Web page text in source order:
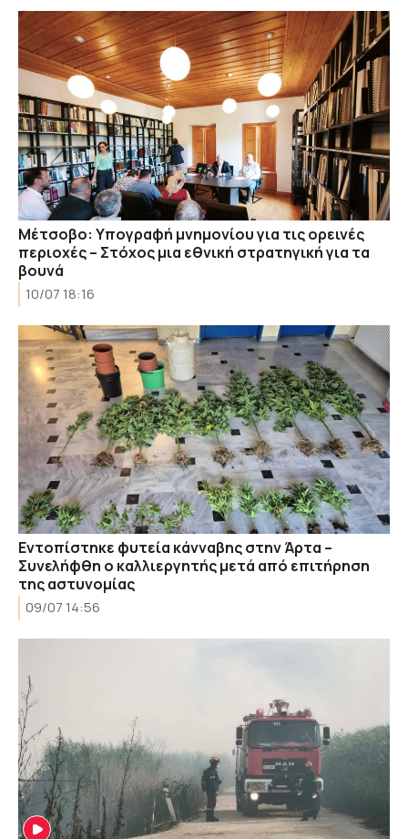
Μέτσοβο: Υπογραφή μνημονίου για τις ορεινές
περιοχές – Στόχος μια εθνική στρατηγική για τα
βουνά
10/07 18:16
Εντοπίστηκε φυτεία κάνναβης στην Άρτα –
Συνελήφθη ο καλλιεργητής μετά από επιτήρηση
της αστυνομίας
09/07 14:56